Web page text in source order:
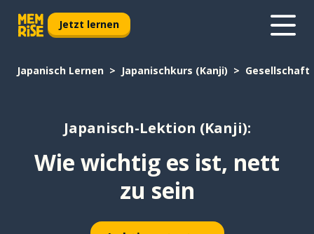
Jetzt lernen
Japanisch Lernen Japanischkurs (Kanji) Gesellschaft
Japanisch-Lektion (Kanji):
Wie wichtig es ist, nett
zu sein